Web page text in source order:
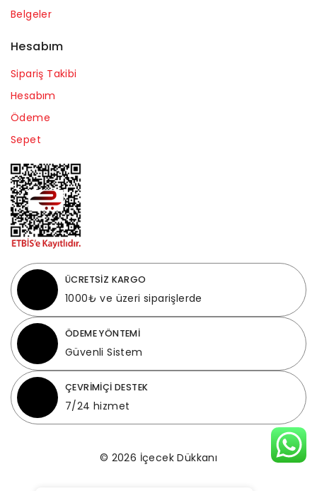
Belgeler
Hesabım
Sipariş Takibi
Hesabım
Ödeme
Sepet
ÜCRETSİZ KARGO
1000₺ ve üzeri siparişlerde
ÖDEME YÖNTEMİ
Güvenli Sistem
ÇEVRİMİÇİ DESTEK
7/24 hizmet
© 2026 İçecek Dükkanı